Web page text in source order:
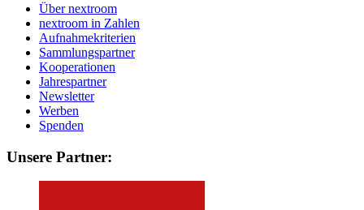
Über nextroom
nextroom in Zahlen
Aufnahmekriterien
Sammlungspartner
Kooperationen
Jahrespartner
Newsletter
Werben
Spenden
Unsere Partner: